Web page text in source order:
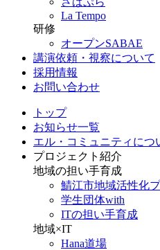
La Tempo
研修
オープンSABAE
講演依頼・視察について
採用情報
お問い合わせ
トップ
お知らせ一覧
エル・コミュニティにつ
プロジェクト紹介
地域の担い手育成
鯖江市地域活性化
学生団体with
ITの担い手育成
地域×IT
Hana道場